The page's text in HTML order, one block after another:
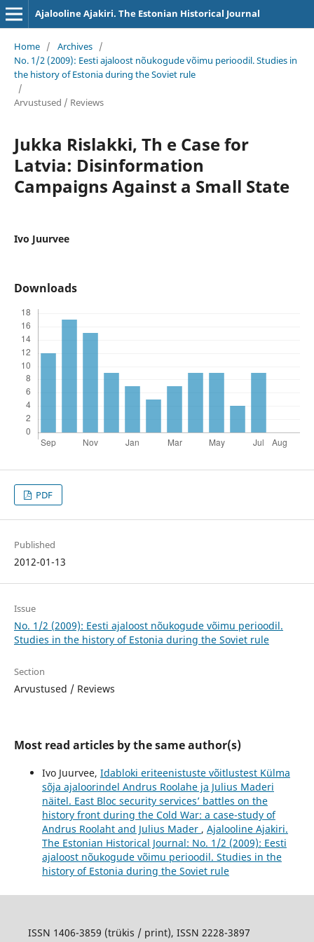
Ajalooline Ajakiri. The Estonian Historical Journal
Home / Archives /
No. 1/2 (2009): Eesti ajaloost nõukogude võimu perioodil. Studies in
the history of Estonia during the Soviet rule
/
Arvustused / Reviews
Jukka Rislakki, Th e Case for
Latvia: Disinformation
Campaigns Against a Small State
Ivo Juurvee
Downloads
PDF
Published
2012-01-13
Issue
No. 1/2 (2009): Eesti ajaloost nõukogude võimu perioodil.
Studies in the history of Estonia during the Soviet rule
Section
Arvustused / Reviews
Most read articles by the same author(s)
Ivo Juurvee, Idabloki eriteenistuste võitlustest Külma
sõja ajaloorindel Andrus Roolahe ja Julius Maderi
näitel. East Bloc security services’ battles on the
history front during the Cold War: a case-study of
Andrus Roolaht and Julius Mader , Ajalooline Ajakiri.
The Estonian Historical Journal: No. 1/2 (2009): Eesti
ajaloost nõukogude võimu perioodil. Studies in the
history of Estonia during the Soviet rule
ISSN 1406-3859 (trükis / print), ISSN 2228-3897